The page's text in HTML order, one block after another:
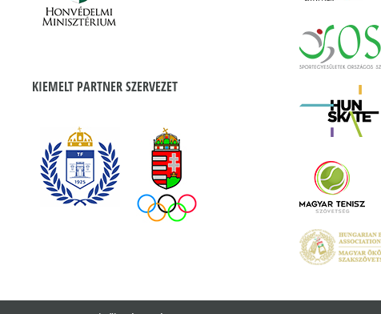
KIEMELT PARTNER SZERVEZET